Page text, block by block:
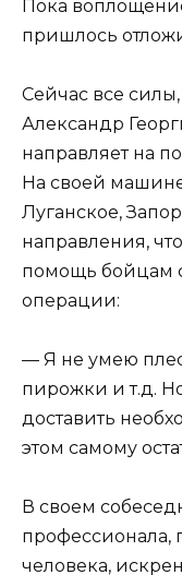
Пока
пришлось
Сейчас все
Александр
направляет на
На своей
Луганское,
направления,
помощь бойцам
операции:
— Я не умею
пирожки и т.д.
доставить
этом самому
В своем
профессионала,
человека,